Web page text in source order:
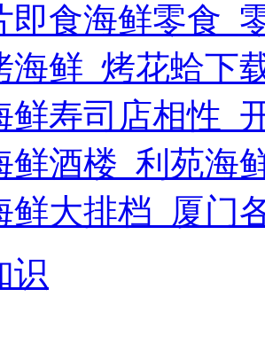
即食海鲜零食_
海鲜_烤花蛤下
鲜寿司店相性_
鲜酒楼_利苑海
鲜大排档_厦门
识